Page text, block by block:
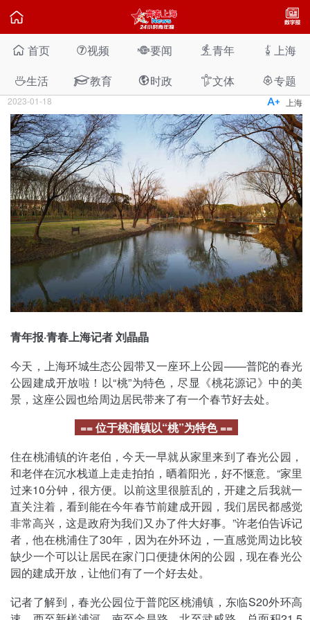

 首页 ⑦视频 要闻  青年  上海
生活 教育 时政 文体 专题
春节前最后一座，普陀春光公园又为环城生态公
园带串起一环
2023-01-18 上海

青年报·青春上海记者 刘晶晶
今天，上海环城生态公园带又一座环上公园——普陀的春光
公园建成开放啦！以“桃”为特色，尽显《桃花源记》中的美
景，这座公园也给周边居民带来了有一个春节好去处。
== 位于桃浦镇以“桃”为特色 ==
住在桃浦镇的许老伯，今天一早就从家里来到了春光公园，
和老伴在沉水栈道上走走拍拍，晒着阳光，好不惬意。“家里
过来10分钟，很方便。以前这里很脏乱的，开建之后我就一
直关注着，看到能在今年春节前建成开园，我们居民都感觉
非常高兴，这是政府为我们又办了件大好事。”许老伯告诉记
者，他在桃浦住了30年，因为在外环边，一直感觉周边比较
缺少一个可以让居民在家门口便捷休闲的公园，现在春光公
园的建成开放，让他们有了一个好去处。
记者了解到，春光公园位于普陀区桃浦镇，东临S20外环高